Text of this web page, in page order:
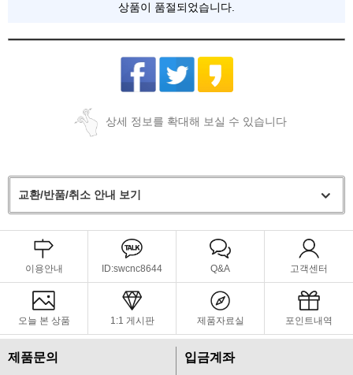
상품이 품절되었습니다.
상세 정보를 확대해 보실 수 있습니다
교환/반품/취소 안내 보기
이용안내 ID:swcnc8644 Q&A 고객센터
오늘 본 상품 1:1 게시판 제품자료실 포인트내역
제품문의
입금계좌